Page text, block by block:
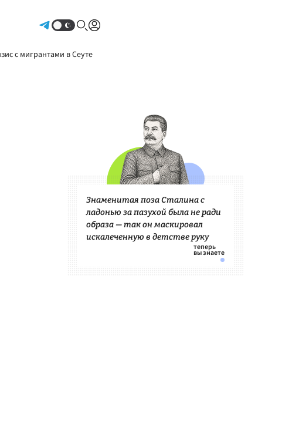
с мигрантами в Сеуте
Знаменитая поза Сталина с
ладонью за пазухой была не ради
образа — так он маскировал
искалеченную в детстве руку